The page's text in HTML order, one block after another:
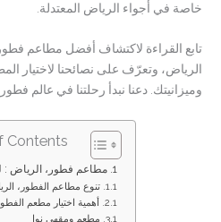
خاصة في أجواء الرياض المعتدلة.
تابع القراءة لاكتشاف أفضل مطاعم
الرياض، وتعرّف على نصائحنا لاختيار
وميزانيتك. دعنا نبدأ رحلتنا في عالم
Contents
مطاعم فطور، الرياض :
تنوع مطاعم الفطور،
أهمية اختيار مطعم
مطعم ومقهى نوا